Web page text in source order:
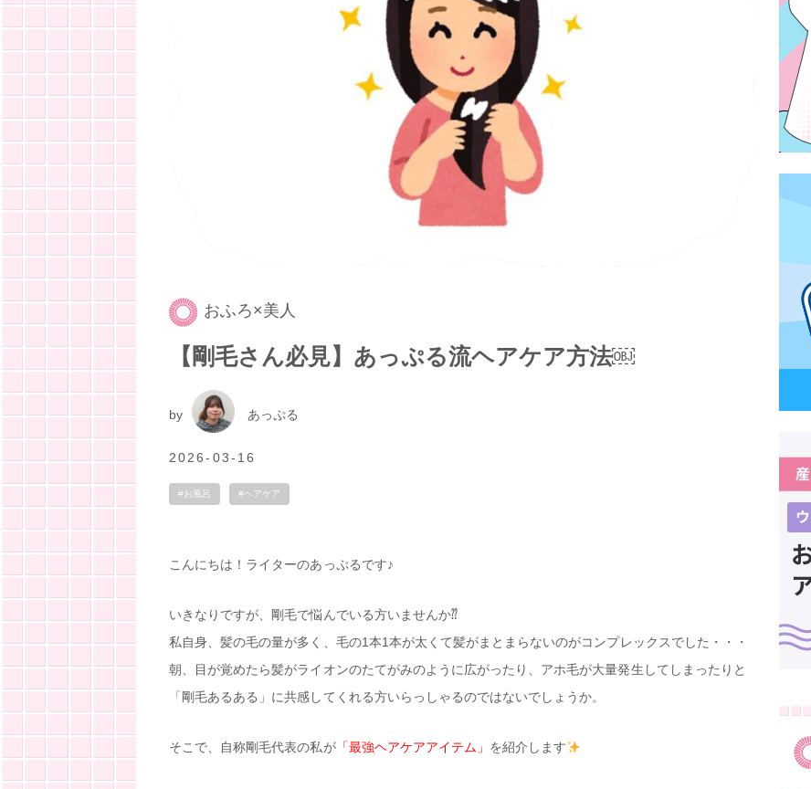
おふろ×美人
【剛毛さん必見】あっぷる流ヘアケア方法￼
by あっぷる
2026-03-16
#お風呂 #ヘアケア
こんにちは！ライターのあっぷるです♪
いきなりですが、剛毛で悩んでいる方いませんか⁇
私自身、髪の毛の量が多く、毛の1本1本が太くて髪がまとまらないのがコンプレックスでした・・・
朝、目が覚めたら髪がライオンのたてがみのように広がったり、アホ毛が大量発生してしまったりと
「剛毛あるある」に共感してくれる方いらっしゃるのではないでしょうか。
そこで、自称剛毛代表の私が「最強ヘアケアアイテム」 を紹介します